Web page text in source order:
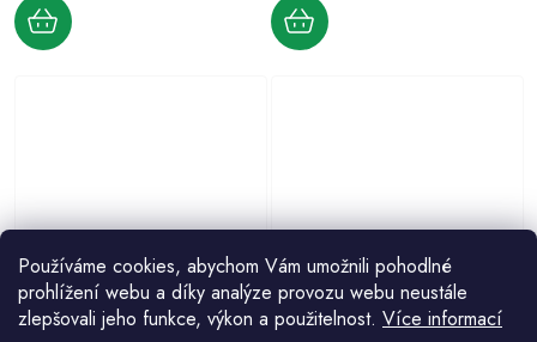
Používáme cookies, abychom Vám umožnili pohodlné
prohlížení webu a díky analýze provozu webu neustále
zlepšovali jeho funkce, výkon a použitelnost. Více informací
K751C4Z SOLÁRNÍ REPELLER LED
KRTKŮ 2ks
499 Kč
Gotel GOTK751H1 Elektrická UV
lampa na hmyz
260 Kč